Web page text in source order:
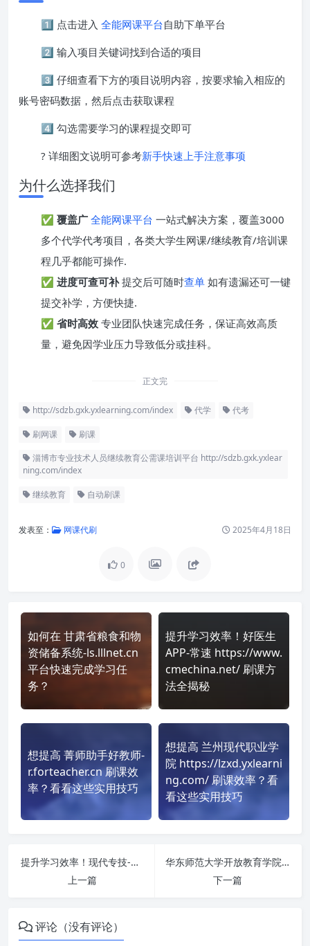
1️⃣ 点击进入 全能网课平台自助下单平台
2️⃣ 输入项目关键词找到合适的项目
3️⃣ 仔细查看下方的项目说明内容，按要求输入相应的
账号密码数据，然后点击获取课程
4️⃣ 勾选需要学习的课程提交即可
? 详细图文说明可参考新手快速上手注意事项
为什么选择我们
✅ 覆盖广 全能网课平台 一站式解决方案，覆盖3000
多个代学代考项目，各类大学生网课/继续教育/培训课
程几乎都能可操作.
✅ 进度可查可补提交后可随时查单 如有遗漏还可一键
提交补学，方便快捷.
✅ 省时高效 专业团队快速完成任务，保证高效高质
量，避免因学业压力导致低分或挂科。
正文完
http://sdzb.gxk.yxlearning.com/index 代学 代考
刷网课
刷课
淄博市专业技术人员继续教育公需课培训平台 http://sdzb.gxk.yxlear
ning.com/index
继续教育 自动刷课
发表至： 网课代刷 2025年4月18日
0
如何在 甘肃省粮食和物
资储备系统-ls.lllnet.cn
平台快速完成学习任
务？
提升学习效率！好医生
APP-常速 https://www.
cmechina.net/ 刷课方
法全揭秘
想提高 菁师助手好教师-
r.forteacher.cn 刷课效
率？看看这些实用技巧
想提高 兰州现代职业学
院 https://lzxd.yxlearni
ng.com/ 刷课效率？看
看这些实用技巧
提升学习效率！现代专技-河南省黄河水利职业技术学院 https://yrcti.chinamde.cn/ 刷课方法全揭秘
上一篇
华东师范大学开放教育学院sxxj https://sxxj.yanxiuonline.com/ 刷课也能轻松过！简单技巧大公开
下一篇
评论（没有评论）